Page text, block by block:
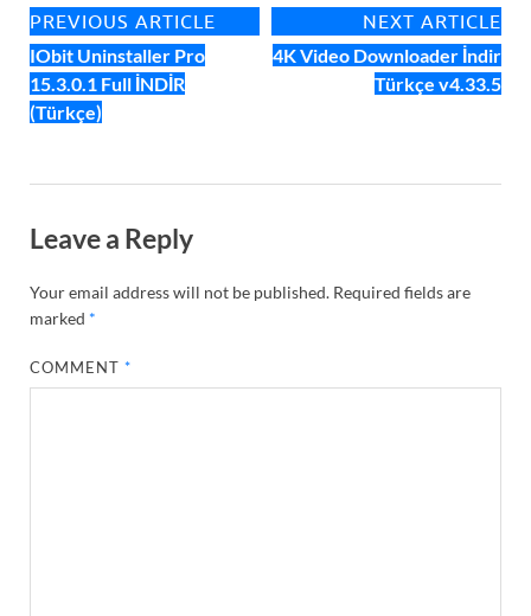
PREVIOUS ARTICLE
IObit Uninstaller Pro
15.3.0.1 Full İNDİR
(Türkçe)
NEXT ARTICLE
4K Video Downloader İndir
Türkçe v4.33.5
Leave a Reply
Your email address will not be published. Required fields are
marked *
COMMENT*